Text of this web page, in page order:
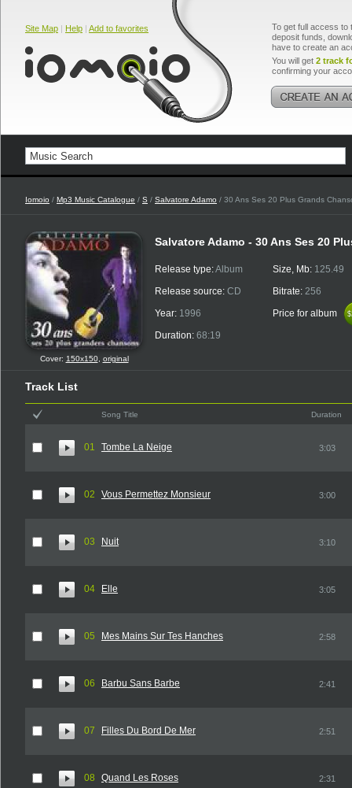
Site Map | Help | Add to favorites
To get full access to
deposit funds,
have to create an
You will get 2 track
confirming your
Iomoio / Mp3 Music Catalogue / S / Salvatore Adamo / 30 Ans Ses 20 Plus Grands
Cover: 150x150, original
Salvatore Adamo - 30 Ans Ses 20
Release type:Album
Release source: CD
Year: 1996
Duration: 68:19
Size, Mb: 125.49
Bitrate: 256
Price for album
Track List
Song Title Duration
01 Tombe La Neige 3:03
02 Vous Permettez Monsieur 3:00
03 Nuit 3:10
04 Elle 3:05
05 Mes Mains Sur Tes Hanches 2:58
06 Barbu Sans Barbe 2:41
07 Filles Du Bord De Mer 2:51
08 Quand Les Roses 2:31